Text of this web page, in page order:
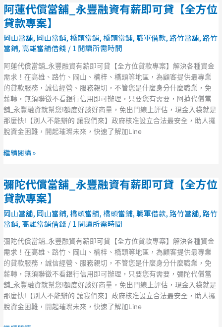
【全
方
位
貸
款
專
案】
阿蓮代償當舖_永豐融資有薪即可貸【全方位
貸款專案】
岡山當舖, 岡山當鋪,橋頭當舖,橋頭當鋪,職軍借款, 路竹當舖, 路竹
當鋪, 高雄當舖借錢 /1 閱讀所需時間
阿蓮代償當舖_永豐融資有薪即可貸【全方位貸款專案】解決各種資金
需求！在高雄、路竹、岡山、楠梓、橋頭等地區，為顧客提供最專業
的貸款服務，誠信經營、服務親切，不管您是什麼身分什麼職業，免
薪轉，無須聯徵不看銀行信用即可辦理，只要您有需要，阿蓮代償當
舖_永豐融資就幫您!額度好談好商量，免出門線上評估，現金入袋就是
那麼快!【別人不能辦的 讓我們來】政府核准設立合法最安全，助人擺
脫資金困難，開起璀璨未來，快速了解加Line
阿
蓮
代
償
當
舖
_
永
豐
融
資
有
薪
即
【全
方
位
貸
款
專
案】
繼續閱讀 »
彌陀代償當舖_永豐融資有薪即可貸【全方位
貸款專案】
岡山當舖, 岡山當鋪,橋頭當舖,橋頭當鋪,職軍借款, 路竹當舖, 路竹
當鋪, 高雄當舖借錢 /1 閱讀所需時間
彌陀代償當舖_永豐融資有薪即可貸【全方位貸款專案】解決各種資金
需求！在高雄、路竹、岡山、楠梓、橋頭等地區，為顧客提供最專業
的貸款服務，誠信經營、服務親切，不管您是什麼身分什麼職業，免
薪轉，無須聯徵不看銀行信用即可辦理，只要您有需要，彌陀代償當
舖_永豐融資就幫您!額度好談好商量，免出門線上評估，現金入袋就是
那麼快!【別人不能辦的 讓我們來】政府核准設立合法最安全，助人擺
脫資金困難，開起璀璨未來，快速了解加Line
彌
陀
代
償
當
舖
_
永
豐
融
資
有
即